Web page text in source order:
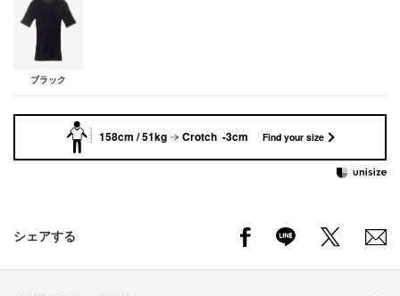
ブラック
158cm / 51kg Crotch -3cm Find your size
シェアする